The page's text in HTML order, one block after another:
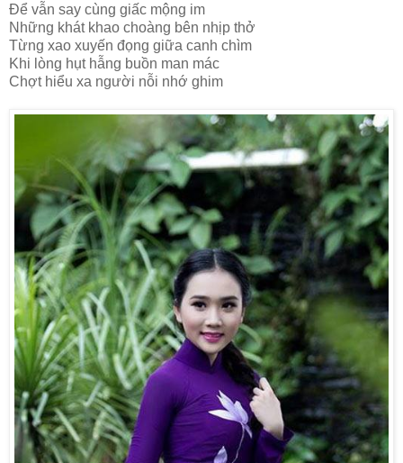
Để vẫn say cùng giấc mộng im
Những khát khao choàng bên nhịp thở
Từng xao xuyến đọng giữa canh chìm
Khi lòng hụt hẫng buồn man mác
Chợt hiểu xa người nỗi nhớ ghim